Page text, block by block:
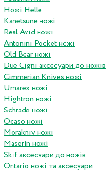
Ножі Helle
Kanetsune ножі
Real Avid ножі
Antonini Pocket ножі
Old Bear ножі
Due Cigni аксесуари до ножів
Cimmerian Knives ножі
Umarex ножі
Hightron ножі
Schrade ножі
Ocaso ножі
Morakniv ножі
Maserin ножі
Skif аксесуари до ножів
Ontario ножі та аксесуари